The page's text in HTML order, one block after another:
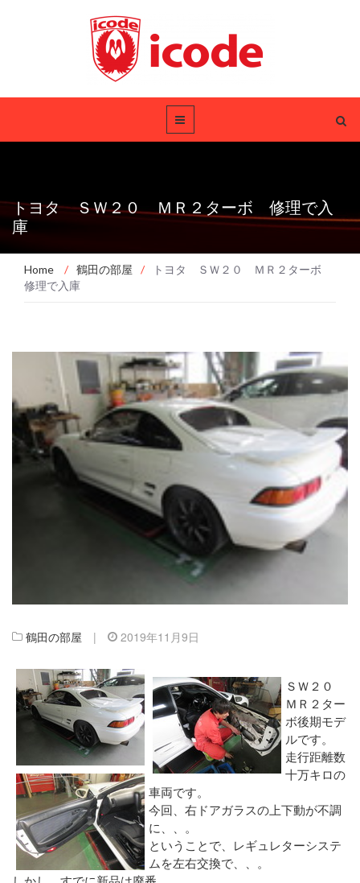
トヨタ ＳＷ２０ ＭＲ２ターボ 修理で入
庫
Home / 鶴田の部屋 /
トヨタ ＳＷ２０ ＭＲ２ターボ
修理で入庫
鶴田の部屋 | 2019年11月9日
ＳＷ２０
ＭＲ２ター
ボ後期モデ
ルです。
走行距離数
十万キロの
車両です。
今回、右ドアガラスの上下動が不調
に、、。
ということで、レギュレターシステ
ムを左右交換で、、。